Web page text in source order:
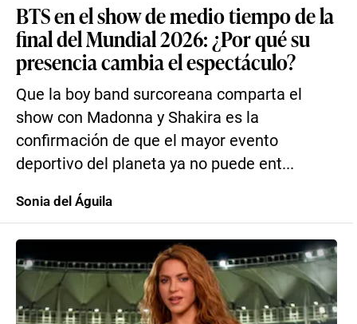
BTS en el show de medio tiempo de la
final del Mundial 2026: ¿Por qué su
presencia cambia el espectáculo?
Que la boy band surcoreana comparta el
show con Madonna y Shakira es la
confirmación de que el mayor evento
deportivo del planeta ya no puede ent...
Sonia del Águila